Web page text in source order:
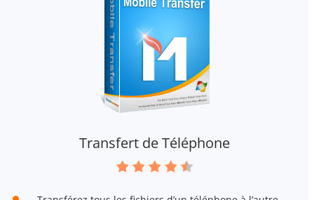
Transfert de Téléphone